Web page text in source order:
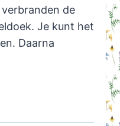
de
Je kunt het
Daarna